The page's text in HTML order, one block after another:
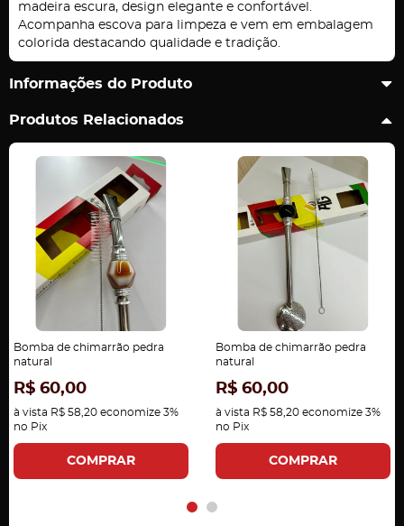
madeira escura, design elegante e confortável.
Acompanha escova para limpeza e vem em embalagem
colorida destacando qualidade e tradição.
Informações do Produto
Produtos Relacionados
Bomba de chimarrão pedra
natural
R$ 60,00
à vista R$ 58,20 economize 3%
no Pix
COMPRAR
Bomba de chimarrão pedra
natural
R$ 60,00
à vista R$ 58,20 economize 3%
no Pix
COMPRAR